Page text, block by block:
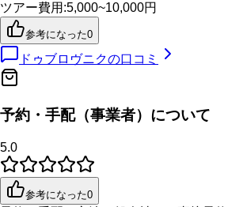
ツアー費用 :5,000~10,000円
参考になった0
ドゥブロヴニクの口コミ
予約・手配（事業者）について
5.0
参考になった0